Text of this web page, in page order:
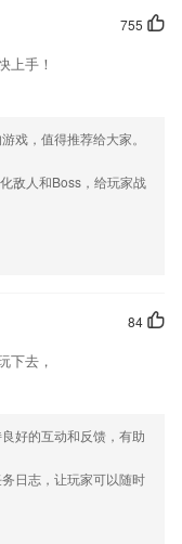
效、过期的大文件、相
分享和导出海量棋谱和
经过严格筛选，录取率
育及辅导经验。
诵单词，还可以明白单
，每个字母的都有真人
755
上手！
戏，值得推荐给大家。
敌人和Boss，给玩家战
84
下去，
好的互动和反馈，有助
日志，让玩家可以随时